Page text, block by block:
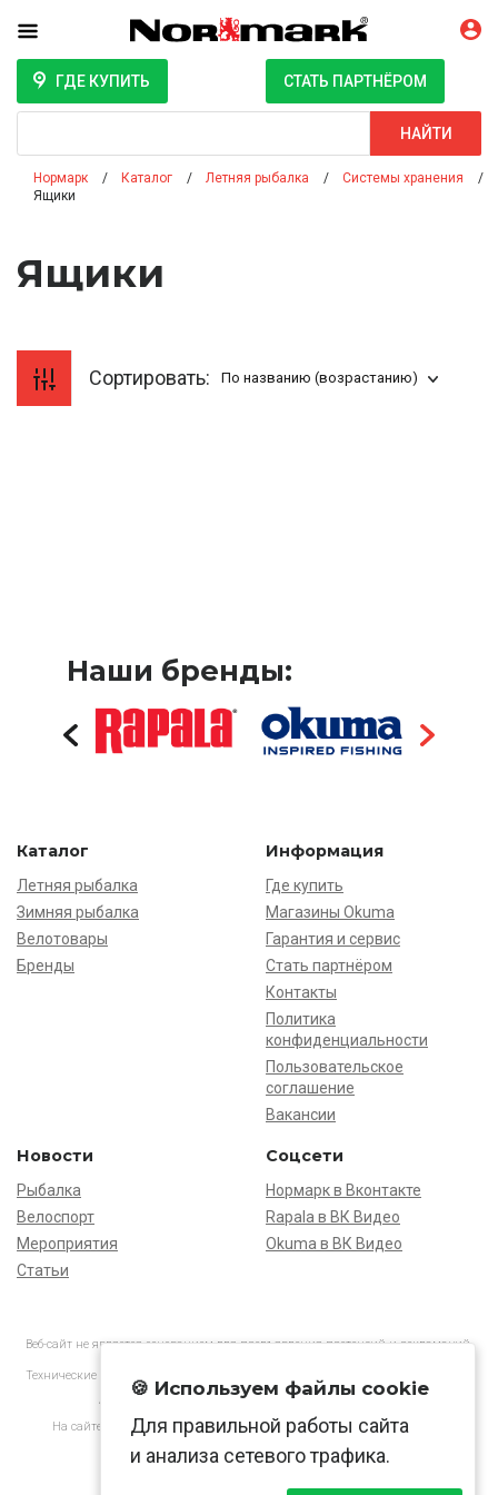
ГДЕ КУПИТЬ СТАТЬ ПАРТНЁРОМ
НАЙТИ
Нормарк Каталог Летняя рыбалка
Системы хранения
Ящики
Ящики
Сортировать: По названию (возрастанию)
Наши бренды:
Каталог
Летняя рыбалка
Зимняя рыбалка
Велотовары
Бренды
Информация
Где купить
Магазины Okuma
Гарантия и сервис
Стать партнёром
Контакты
Политика
конфиденциальности
Пользовательское
соглашение
Вакансии
Новости
Рыбалка
Велоспорт
Мероприятия
Статьи
Соцсети
Нормарк в Вконтакте
Rapala в ВК Видео
Okuma в ВК Видео
Веб-сайт не является основанием для предъявления претензий и рекламаций,
Технические характеристики товаров могут отличаться от указанных на сайте.
АО «Нормарк» ИНН 7728172512 ОГРН 1037739603505
На сайте применяютсярекомендательные технологиив соответствии
🍪 Используем файлы cookie
Для правильной работы сайта
и анализа сетевого трафика.